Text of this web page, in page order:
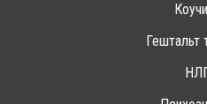
Гештальт